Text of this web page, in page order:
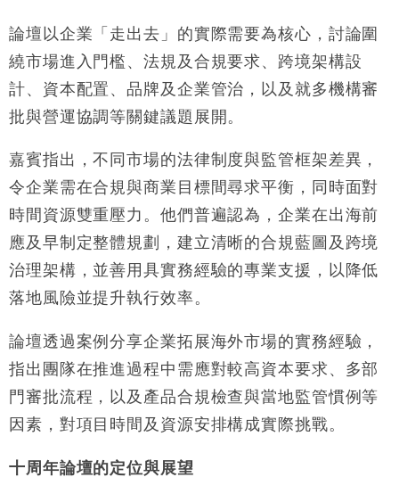
論壇以企業「走出去」的實際需要為核心，討論圍
繞市場進入門檻、法規及合規要求、跨境架構設
計、資本配置、品牌及企業管治，以及就多機構審
批與營運協調等關鍵議題展開。
嘉賓指出，不同市場的法律制度與監管框架差異，
令企業需在合規與商業目標間尋求平衡，同時面對
時間資源雙重壓力。 他們普遍認為，企業在出海前
應及早制定整體規劃，建立清晰的合規藍圖及跨境
治理架構，並善用具實務經驗的專業支援，以降低
落地風險並提升執行效率。
論壇透過案例分享企業拓展海外市場的實務經驗，
指出團隊在推進過程中需應對較高資本要求、多部
門審批流程，以及產品合規檢查與當地監管慣例等
因素，對項目時間及資源安排構成實際挑戰。
十周年論壇的定位與展望